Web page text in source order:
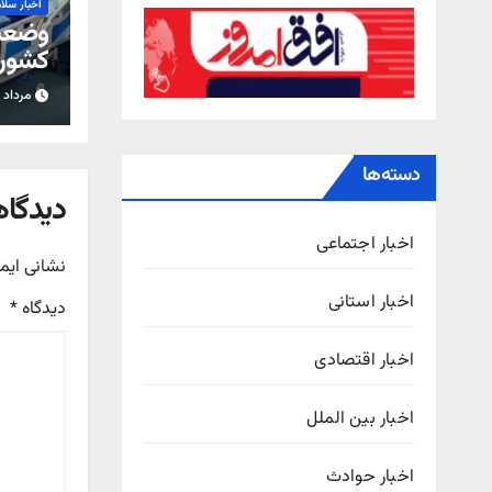
دسته‌ها
اخبار اجتماعی
اخبار استانی
اخبار اقتصادی
اخبار بین الملل
اخبار حوادث
اخبار
مرداد ۱۲, ۱۴۰۵
نشانی
دیدگاه*